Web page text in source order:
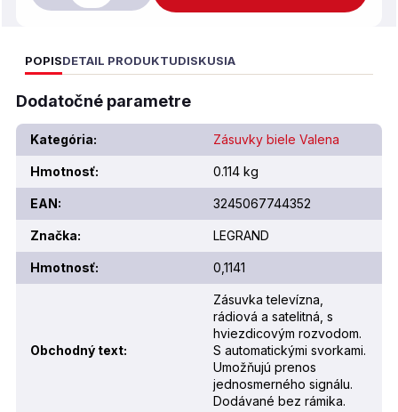
POPISDETAIL PRODUKTUDISKUSIA
Dodatočné parametre
Kategória: Zásuvky biele Valena
Hmotnosť: 0.114 kg
EAN: 3245067744352
Značka: LEGRAND
Hmotnosť: 0,1141
Obchodný text:
Zásuvka televízna,
rádiová a satelitná, s
hviezdicovým rozvodom.
S automatickými svorkami.
Umožňujú prenos
jednosmerného signálu.
Dodávané bez rámika.